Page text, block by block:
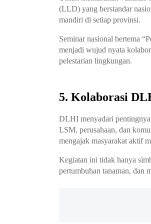
(LLD) yang berstandar
mandiri di setiap provinsi.
Seminar nasional bertema
menjadi wujud nyata
pelestarian lingkungan.
5. Kolaborasi
DLHI menyadari pentingnya
LSM, perusahaan, dan
mengajak masyarakat aktif
Kegiatan ini tidak hanya
pertumbuhan tanaman, dan